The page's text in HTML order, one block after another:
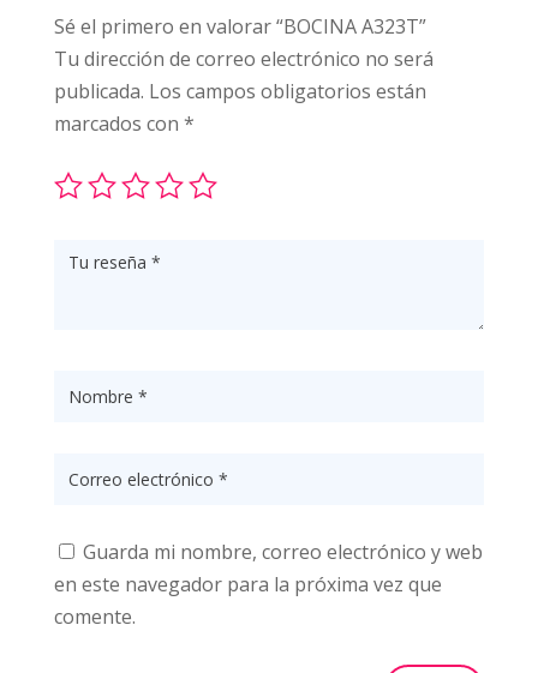
Sé el primero en valorar “BOCINA A323T”
Tu dirección de correo electrónico no será
publicada. Los campos obligatorios están
marcados con *
Guarda mi nombre, correo electrónico y web
en este navegador para la próxima vez que
comente.